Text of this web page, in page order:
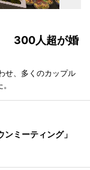
300人超が婚
せ、多くのカップル
ンミーティング」